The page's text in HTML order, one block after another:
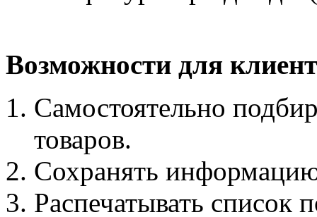
Возможности для
Самостоятельно
товаров.
Сохранять
Распечатывать список